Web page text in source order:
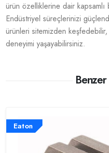
ürün özelliklerine dair kapsamlı
Endüstriyel süreçlerinizi
ürünleri sitemizden
deneyimi yaşayabilirsiniz.
Eaton